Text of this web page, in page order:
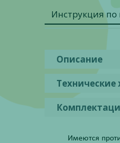
Инструкция
Описание
Технические
Имеются